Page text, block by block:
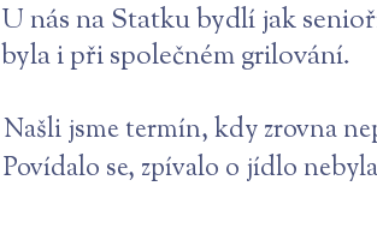
U nás na Statku bydlí jak
byla i při společném grilování.
Našli jsme termín, kdy zrovna
Povídalo se, zpívalo o jídlo